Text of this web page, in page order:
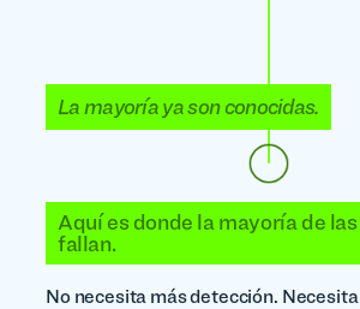
La mayoría ya son conocidas.
Aquí es donde la mayoría de
fallan.
No necesita más detección.